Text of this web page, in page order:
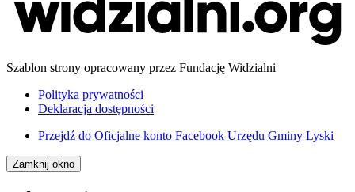
Szablon strony opracowany przez Fundację Widzialni
Polityka prywatności
Deklaracja dostępności
Przejdź do Oficjalne konto Facebook Urzędu Gminy Lyski
Zamknij okno